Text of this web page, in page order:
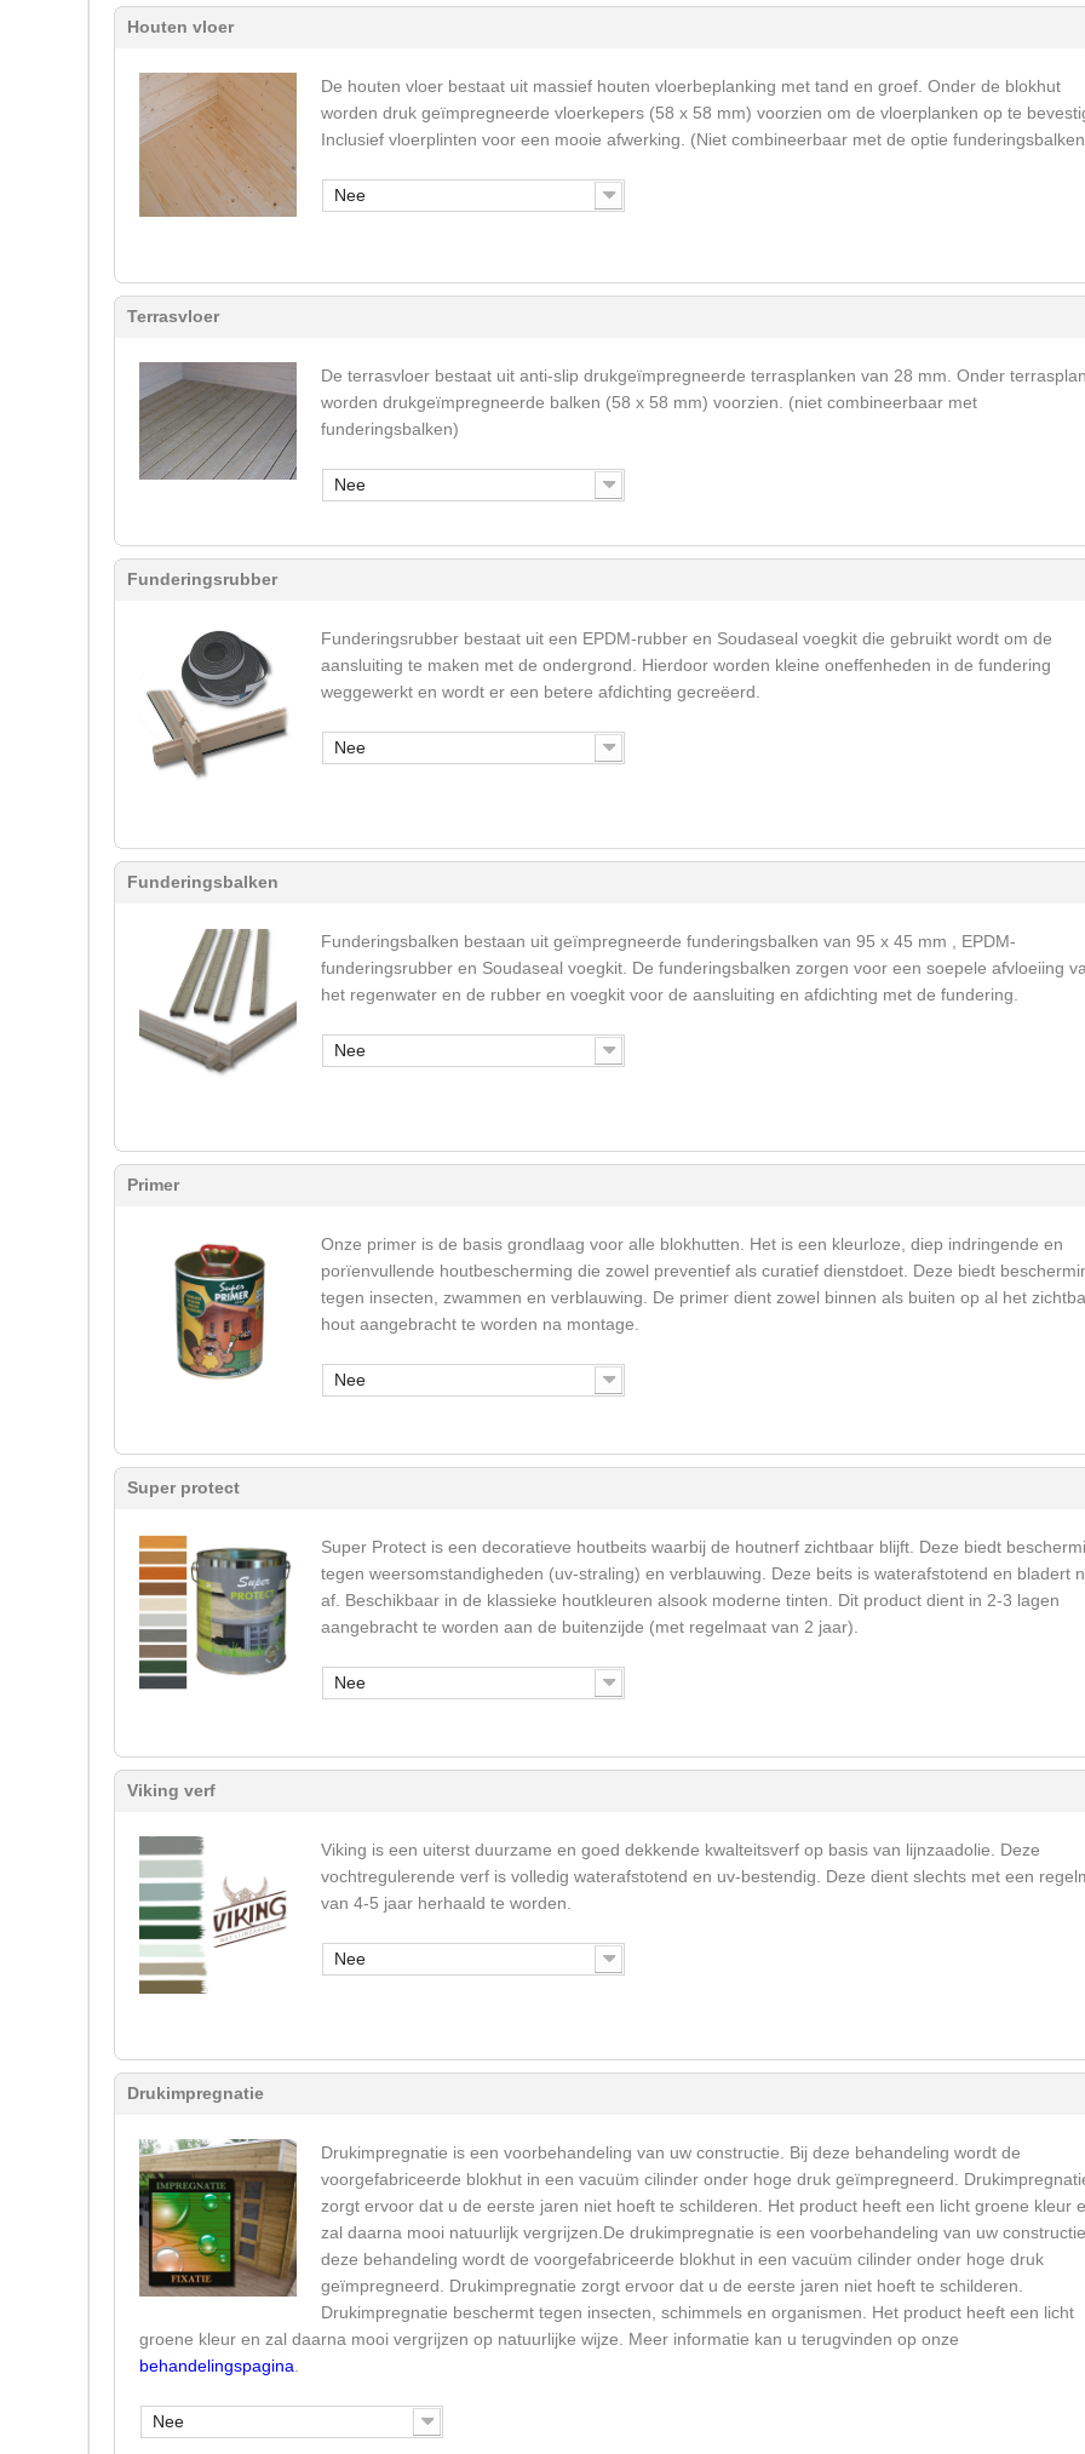
Houten vloer
De houten vloer bestaat uit massief houten vloerbeplanking met tand en groef. Onder de blokhut
worden druk geïmpregneerde vloerkepers (58 x 58 mm) voorzien om de vloerplanken op te
Inclusief vloerplinten voor een mooie afwerking. (Niet combineerbaar met de optie
Nee
Terrasvloer
De terrasvloer bestaat uit anti-slip drukgeïmpregneerde terrasplanken van 28 mm. Onder
worden drukgeïmpregneerde balken (58 x 58 mm) voorzien. (niet combineerbaar met
funderingsbalken)
Nee
Funderingsrubber
Funderingsrubber bestaat uit een EPDM-rubber en Soudaseal voegkit die gebruikt wordt om de
aansluiting te maken met de ondergrond. Hierdoor worden kleine oneffenheden in de fundering
weggewerkt en wordt er een betere afdichting gecreëerd.
Nee
Funderingsbalken
Funderingsbalken bestaan uit geïmpregneerde funderingsbalken van 95 x 45 mm , EPDM-
funderingsrubber en Soudaseal voegkit. De funderingsbalken zorgen voor een soepele afvloeiing
het regenwater en de rubber en voegkit voor de aansluiting en afdichting met de fundering.
Nee
Primer
Onze primer is de basis grondlaag voor alle blokhutten. Het is een kleurloze, diep indringende en
porïenvullende houtbescherming die zowel preventief als curatief dienstdoet. Deze biedt
tegen insecten, zwammen en verblauwing. De primer dient zowel binnen als buiten op al het
hout aangebracht te worden na montage.
Nee
Super protect
Super Protect is een decoratieve houtbeits waarbij de houtnerf zichtbaar blijft. Deze biedt
tegen weersomstandigheden (uv-straling) en verblauwing. Deze beits is waterafstotend en bladert
af. Beschikbaar in de klassieke houtkleuren alsook moderne tinten. Dit product dient in 2-3 lagen
aangebracht te worden aan de buitenzijde (met regelmaat van 2 jaar).
Nee
Viking verf
Viking is een uiterst duurzame en goed dekkende kwalteitsverf op basis van lijnzaadolie. Deze
vochtregulerende verf is volledig waterafstotend en uv-bestendig. Deze dient slechts met een
van 4-5 jaar herhaald te worden.
Nee
Drukimpregnatie
Drukimpregnatie is een voorbehandeling van uw constructie. Bij deze behandeling wordt de
voorgefabriceerde blokhut in een vacuüm cilinder onder hoge druk geïmpregneerd.
zorgt ervoor dat u de eerste jaren niet hoeft te schilderen. Het product heeft een licht groene kleur
zal daarna mooi natuurlijk vergrijzen.De drukimpregnatie is een voorbehandeling van uw
deze behandeling wordt de voorgefabriceerde blokhut in een vacuüm cilinder onder hoge druk
geïmpregneerd. Drukimpregnatie zorgt ervoor dat u de eerste jaren niet hoeft te schilderen.
Drukimpregnatie beschermt tegen insecten, schimmels en organismen. Het product heeft een licht
groene kleur en zal daarna mooi vergrijzen op natuurlijke wijze. Meer informatie kan u terugvinden op onze
behandelingspagina
Nee